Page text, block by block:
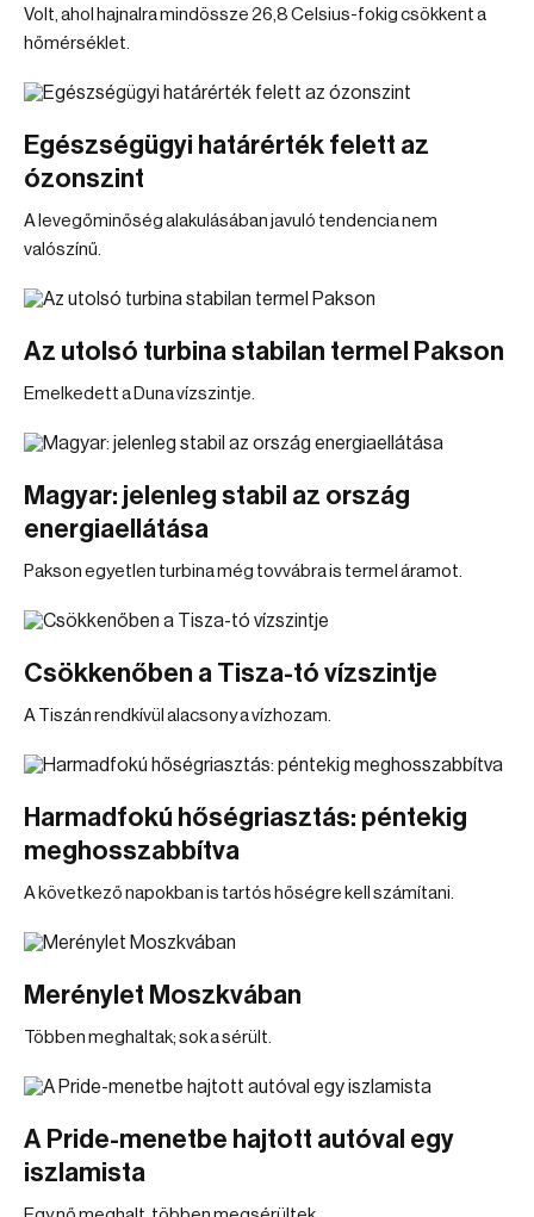
Volt, ahol hajnalra mindössze 26,8 Celsius-fokig csökkent a
hőmérséklet.
Egészségügyi határérték felett az
ózonszint
A levegőminőség alakulásában javuló tendencia nem
valószínű.
Az utolsó turbina stabilan termel Pakson
Emelkedett a Duna vízszintje.
Magyar: jelenleg stabil az ország
energiaellátása
Pakson egyetlen turbina még tovvábra is termel áramot.
Csökkenőben a Tisza-tó vízszintje
A Tiszán rendkívül alacsony a vízhozam.
Harmadfokú hőségriasztás: péntekig
meghosszabbítva
A következő napokban is tartós hőségre kell számítani.
Merénylet Moszkvában
Többen meghaltak; sok a sérült.
A Pride-menetbe hajtott autóval egy
iszlamista